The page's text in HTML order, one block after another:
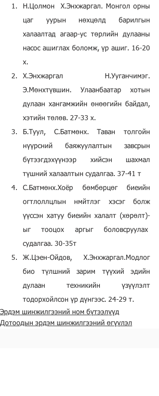
Н.Цолмон  Х.Энхжаргал. Mонгол орны
цаг уурын нөхцөлд барилгын
халаалтад агаар-ус төрлийн дулааны
насос ашиглах боломж, үр ашиг. 16-20
х.
Х.Энхжаргал Н.Ууганчимэг.
Э.Мөнхтүвшин. Улаанбаатар хотын
дулаан хангамжийн өнөөгийн байдал,
хэтийн төлөв. 27-33 х.
Б.Туул, С.Батмөнх. Таван толгойн
нүүрсний баяжуулалтын завсрын
бүтээгдэхүүнээр хийсэн шахмал
түшний халаалтын судалгаа. 37-41 т
С.Батмөнх.Хоёр бөмбөрцөг биеийн
огтлоллцлын нмйтлэг хэсэг болж
үүссэн хатуу биеийн халалт (хөрөлт)-
ыг тооцох аргыг боловсруулах
судалгаа. 30-35т
Ж.Цэен-Ойдов, Х.Энхжаргал.Модлог
био түлшний зарим түүхий эдийн
дулаан техникийн үзүүлэлт
тодорхойлсон үр дүнгээс. 24-29 т.
Эрдэм шинжилгээний ном бүтээлүүд
Дотоодын эрдэм шинжилгээний өгүүлэл